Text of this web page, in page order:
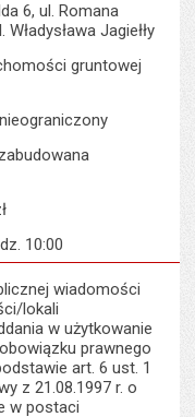
6, ul. Romana
Jagiełły
gruntowej
10:00
wiadomości
lokali
w użytkowanie
prawnego
art. 6 ust. 1
z 21.08.1997 r. o
w postaci